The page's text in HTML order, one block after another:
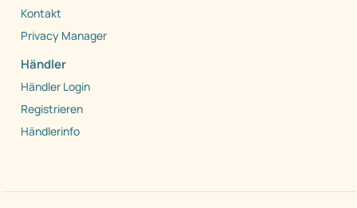
Kontakt
Privacy Manager
Händler
Händler Login
Registrieren
Händlerinfo